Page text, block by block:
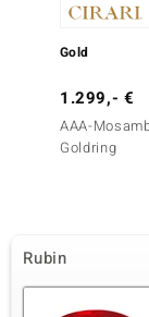
Gold
1.299,- €
AAA-
Goldring
Rubin